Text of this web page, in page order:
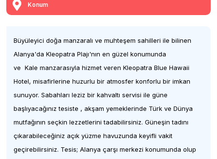
Konum
Büyüleyici doğa manzaralı ve muhteşem sahilleri ile bilinen
Alanya'da Kleopatra Plajı'nın en güzel konumunda
ve Kale manzarasıyla hizmet veren Kleopatra Blue Hawaii
Hotel, misafirlerine huzurlu bir atmosfer konforlu bir imkan
sunuyor. Sabahları leziz bir kahvaltı servisi ile güne
başlıyacağınız tesiste , akşam yemeklerinde Türk ve Dünya
mutfağının seçkin lezzetlerini tadabilirsiniz. Güneşin tadını
çıkarabileceğiniz açık yüzme havuzunda keyifli vakit
geçirebilirsiniz. Tesis; Alanya çarşı merkezi konumunda olup